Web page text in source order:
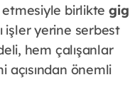
etmesiyle birlikte gig
işler yerine serbest
hem çalışanlar
önemli